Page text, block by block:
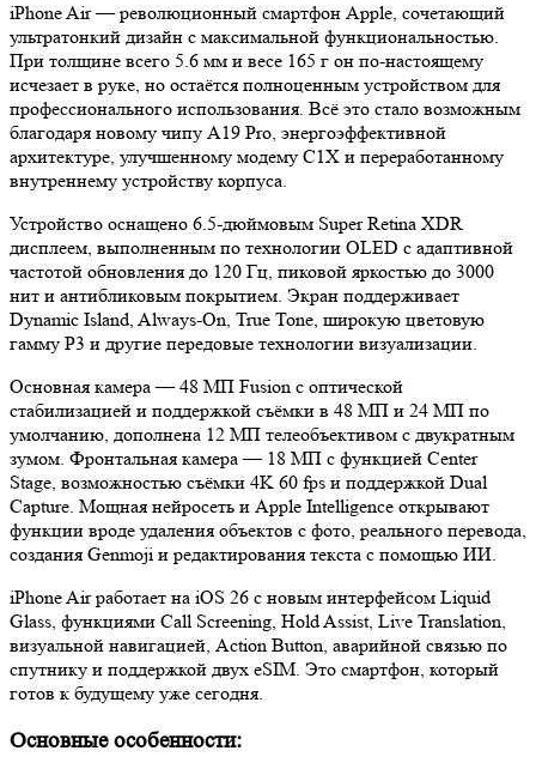
iPhone Air — революционный смартфон Apple, сочетающий
ультратонкий дизайн с максимальной функциональностью.
При толщине всего 5.6 мм и весе 165 г он по-настоящему
исчезает в руке, но остаётся полноценным устройством для
профессионального использования. Всё это стало возможным
благодаря новому чипу A19 Pro, энергоэффективной
архитектуре, улучшенному модему C1X и переработанному
внутреннему устройству корпуса.
Устройство оснащено 6.5-дюймовым Super Retina XDR
дисплеем, выполненным по технологии OLED с адаптивной
частотой обновления до 120 Гц, пиковой яркостью до 3000
нит и антибликовым покрытием. Экран поддерживает
Dynamic Island, Always-On, True Tone, широкую цветовую
гамму P3 и другие передовые технологии визуализации.
Основная камера — 48 МП Fusion с оптической
стабилизацией и поддержкой съёмки в 48 МП и 24 МП по
умолчанию, дополнена 12 МП телеобъективом с двукратным
зумом. Фронтальная камера — 18 МП с функцией Center
Stage, возможностью съёмки 4K 60 fps и поддержкой Dual
Capture. Мощная нейросеть и Apple Intelligence открывают
функции вроде удаления объектов с фото, реального перевода,
создания Genmoji и редактирования текста с помощью ИИ.
iPhone Air работает на iOS 26 с новым интерфейсом Liquid
Glass, функциями Call Screening, Hold Assist, Live Translation,
визуальной навигацией, Action Button, аварийной связью по
спутнику и поддержкой двух eSIM. Это смартфон, который
готов к будущему уже сегодня.
Основные особенности: